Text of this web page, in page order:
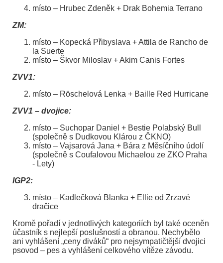
místo – Hrubec Zdeněk + Drak Bohemia Terrano
ZM:
místo – Kopecká Přibyslava + Attila de Rancho de
la Suerte
místo – Škvor Miloslav + Akim Canis Fortes
ZVV1:
místo – Röschelová Lenka + Baille Red Hurricane
ZVV1 – dvojice:
místo – Suchopar Daniel + Bestie Polabský Bull
(společně s Dudkovou Klárou z ČKNO)
místo – Vajsarová Jana + Bára z Měsíčního údolí
(společně s Coufalovou Michaelou ze ZKO Praha
- Lety)
IGP2:
místo – Kadlečková Blanka + Ellie od Zrzavé
dračice
Kromě pořadí v jednotlivých kategoriích byl také oceněn
účastník s nejlepší poslušností a obranou. Nechybělo
ani vyhlášení „ceny diváků“ pro nejsympatičtější dvojici
psovod – pes a vyhlášení celkového vítěze závodu.